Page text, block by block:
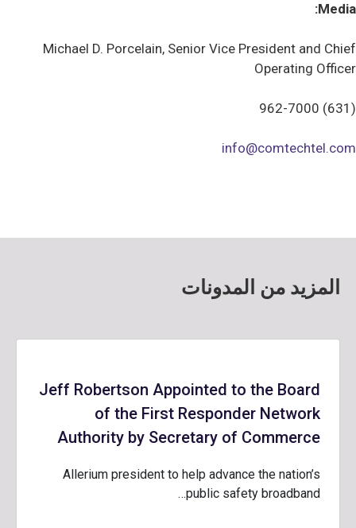
Media:
Michael D. Porcelain, Senior Vice President and Chief
Operating Officer
(631) 962-7000
info@comtechtel.com
المزيد من المدونات
Jeff Robertson Appointed to the Board
of the First Responder Network
Authority by Secretary of Commerce
Allerium president to help advance the nation’s
public safety broadband…